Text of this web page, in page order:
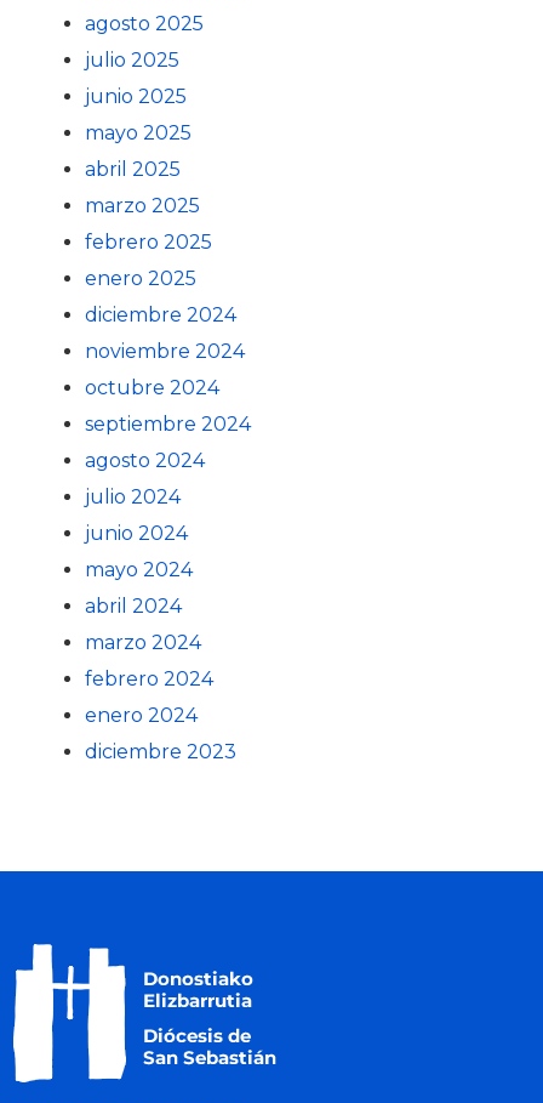
agosto 2025
julio 2025
junio 2025
mayo 2025
abril 2025
marzo 2025
febrero 2025
enero 2025
diciembre 2024
noviembre 2024
octubre 2024
septiembre 2024
agosto 2024
julio 2024
junio 2024
mayo 2024
abril 2024
marzo 2024
febrero 2024
enero 2024
diciembre 2023